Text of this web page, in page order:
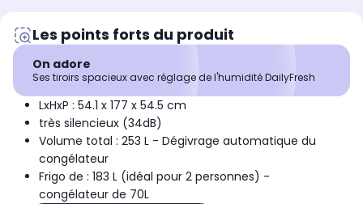
Les points forts du produit
On adore
Ses tiroirs spacieux avec réglage de l'humidité DailyFresh
LxHxP : 54.1 x 177 x 54.5 cm
très silencieux (34dB)
Volume total : 253 L - Dégivrage automatique du
congélateur
Frigo de : 183 L (idéal pour 2 personnes) -
congélateur de 70L